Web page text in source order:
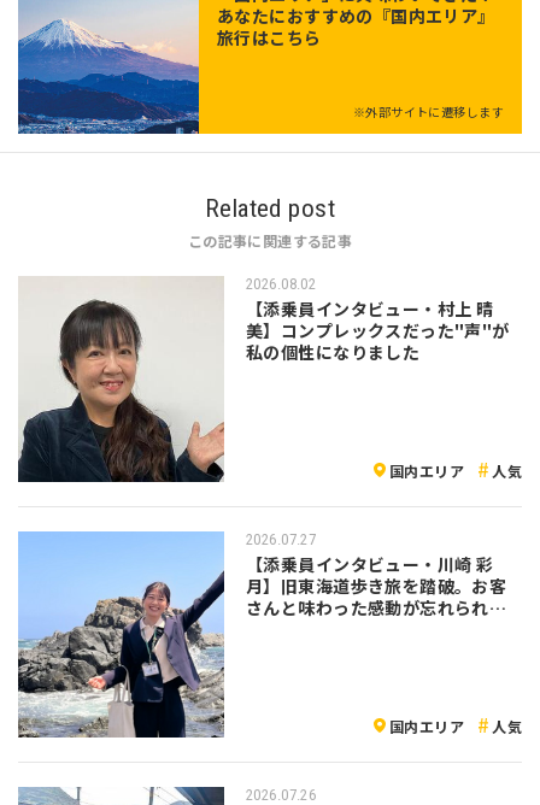
あなたにおすすめの『国内エリア』
旅行はこちら
※外部サイトに遷移します
Related post
この記事に関連する記事
2026.08.02
【添乗員インタビュー・村上 晴
美】コンプレックスだった"声"が
私の個性になりました
国内エリア 人気
2026.07.27
【添乗員インタビュー・川崎 彩
月】旧東海道歩き旅を踏破。お客
さんと味わった感動が忘れられな
国内エリア 人気
2026.07.26